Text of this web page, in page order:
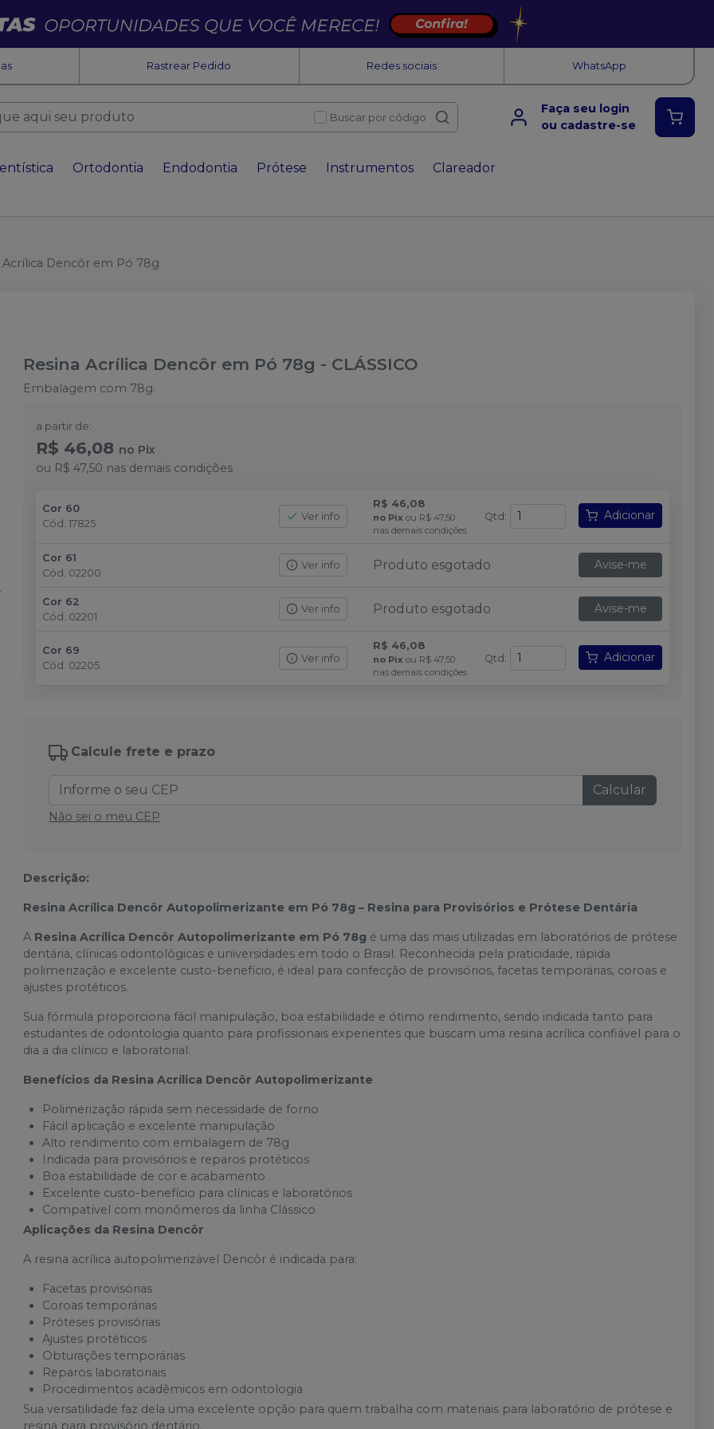
Rastrear Pedido Redes sociais WhatsApp
Buscar por código
Faça seu login
ou cadastre-se
Ortodontia Endodontia Prótese Instrumentos Clareador
Acrílica Dencôr em Pó 78g
Resina Acrílica Dencôr em Pó 78g - CLÁSSICO
Embalagem com 78g.
a partir de:
R$ 46,08 no Pix
ou R$ 47,50 nas demais condições
Cor 60
Cód.17825
Ver info
R$ 46,08
no Pix ou R$ 47,50
nas demais condições
Qtd: Adicionar
Cor 61
Cód. 02200
Ver info Produto esgotado Avise-me
Cor 62
Cód. 02201
Ver info Produto esgotado Avise-me
Cor 69
Cód. 02205
Ver info
R$ 46,08
no Pix ou R$ 47,50
nas demais condições
Qtd: Adicionar
Calcule frete e prazo
Calcular
Não sei o meu CEP
Descrição:
Resina Acrílica Dencôr Autopolimerizante em Pó 78g – Resina para Provisórios e Prótese Dentária
A Resina Acrílica Dencôr Autopolimerizante em Pó 78g é uma das mais utilizadas em laboratórios de prótese
dentária, clínicas odontológicas e universidades em todo o Brasil. Reconhecida pela praticidade, rápida
polimerização e excelente custo-benefício, é ideal para confecção de provisórios, facetas temporárias, coroas e
ajustes protéticos.
Sua fórmula proporciona fácil manipulação, boa estabilidade e ótimo rendimento, sendo indicada tanto para
estudantes de odontologia quanto para profissionais experientes que buscam uma resina acrílica confiável para o
dia a dia clínico e laboratorial.
Benefícios da Resina Acrílica Dencôr Autopolimerizante
Polimerização rápida sem necessidade de forno
Fácil aplicação e excelente manipulação
Alto rendimento com embalagem de 78g
Indicada para provisórios e reparos protéticos
Boa estabilidade de cor e acabamento
Excelente custo-benefício para clínicas e laboratórios
Compatível com monômeros da linha Clássico
Aplicações da Resina Dencôr
A resina acrílica autopolimerizável Dencôr é indicada para:
Facetas provisórias
Coroas temporárias
Próteses provisórias
Ajustes protéticos
Obturações temporárias
Reparos laboratoriais
Procedimentos acadêmicos em odontologia
Sua versatilidade faz dela uma excelente opção para quem trabalha com materiais para laboratório de prótese e
resina para provisório dentário.